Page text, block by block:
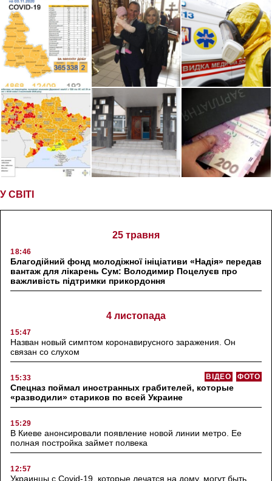
У СВІТІ
25 травня
18:46
Благодійний фонд молодіжної ініціативи «Надія» передав
вантаж для лікарень Сум: Володимир Поцелуєв про
важливість підтримки прикордоння
4 листопада
15:47
Назван новый симптом коронавирусного заражения. Он
связан со слухом
15:33 ФОТО
ВІДЕО
Спецназ поймал иностранных грабителей, которые
«разводили» стариков по всей Украине
15:29
В Киеве анонсировали появление новой линии метро. Ее
полная постройка займет полвека
12:57
Украинцы с Covid-19, которые лечатся на дому, могут быть